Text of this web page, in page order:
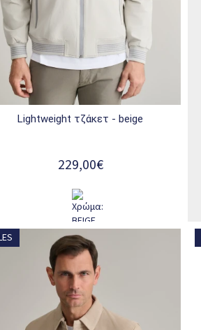
lightweight τζάκετ - beige
229,00€